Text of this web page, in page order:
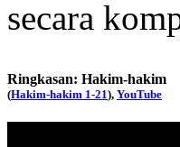
secara
Ringkasan: Hakim-hakim
(Hakim-hakim 1-21), YouTube